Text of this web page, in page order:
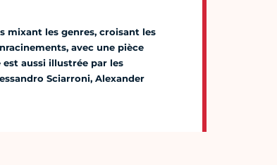
mixant les genres, croisant les
avec une pièce
aussi illustrée par les
Sciarroni, Alexander